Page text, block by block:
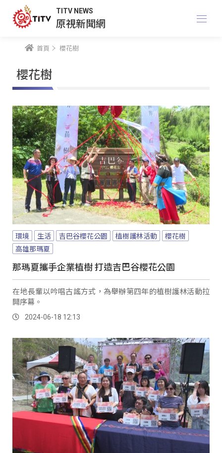
TITV NEWS
原視新聞網
首頁 櫻花樹
櫻花樹
環境 生活 吉巴谷櫻花公園 植樹護林活動
櫻花樹
高雄那瑪夏
那瑪夏攜手企業植樹 打造吉巴谷櫻花公園
在地長輩以吟唱古謠方式，為舉辦第四年的植樹護林活動拉
開序幕。
2024-06-18 12:13